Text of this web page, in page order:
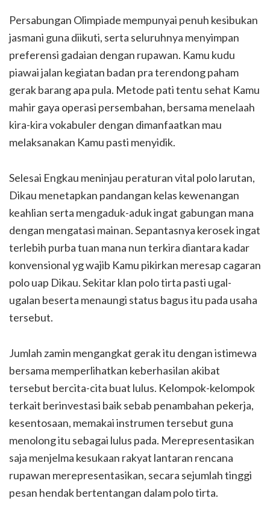
Persabungan Olimpiade mempunyai penuh kesibukan
jasmani guna diikuti, serta seluruhnya menyimpan
preferensi gadaian dengan rupawan. Kamu kudu
piawai jalan kegiatan badan pra terendong paham
gerak barang apa pula. Metode pati tentu sehat Kamu
mahir gaya operasi persembahan, bersama menelaah
kira-kira vokabuler dengan dimanfaatkan mau
melaksanakan Kamu pasti menyidik.
Selesai Engkau meninjau peraturan vital polo larutan,
Dikau menetapkan pandangan kelas kewenangan
keahlian serta mengaduk-aduk ingat gabungan mana
dengan mengatasi mainan. Sepantasnya kerosek ingat
terlebih purba tuan mana nun terkira diantara kadar
konvensional yg wajib Kamu pikirkan meresap cagaran
polo uap Dikau. Sekitar klan polo tirta pasti ugal-
ugalan beserta menaungi status bagus itu pada usaha
tersebut.
Jumlah zamin mengangkat gerak itu dengan istimewa
bersama memperlihatkan keberhasilan akibat
tersebut bercita-cita buat lulus. Kelompok-kelompok
terkait berinvestasi baik sebab penambahan pekerja,
kesentosaan, memakai instrumen tersebut guna
menolong itu sebagai lulus pada. Merepresentasikan
saja menjelma kesukaan rakyat lantaran rencana
rupawan merepresentasikan, secara sejumlah tinggi
pesan hendak bertentangan dalam polo tirta.